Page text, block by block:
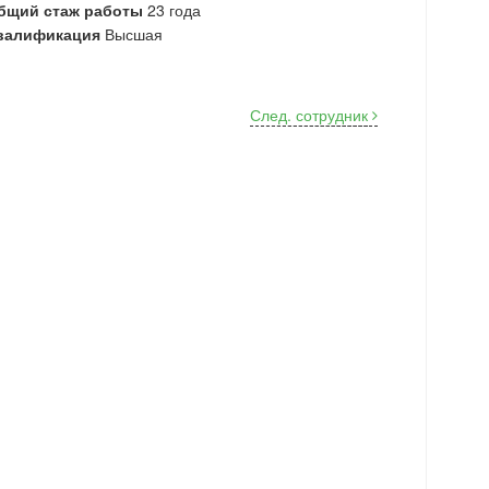
стаж работы 23 года
Высшая
След. сотрудник